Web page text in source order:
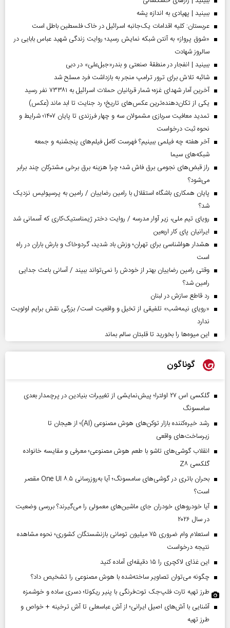
ببینید | پهپادی به اندازه پشه
عربستان: کلیه اقدامات یک‌جانبه اسرائیل در خاک فلسطین باطل است
«شوق پرواز» به آنتن شبکه نمایش رسید؛ روایت زندگی شهید عباس بابایی در
سالروز شهادت
ببینید | انفجار در منطقۀ صنعتی و بندر«جبل‌علی» در دبی
شائبه تلاش برای ترور ترامپ منجر به بازداشت فرد مسلح شد
آخرین آمار شهدای غزه؛ شمار قربانیان حملات اسرائیل به ۷۳۳۸۱ نفر رسید
یکی از تکان‌دهنده‌ترین عکس‌های تاریخ؛ رد جنایت تا ابد ماند (عکس)
تمدید معافیت سربازی مشمولان سه و چهار فرزندی تا پایان ۱۴۰۷؛ شرایط و
نحوه ثبت درخواست
آخر هفته چه فیلمی ببینیم؟ فهرست کامل فیلم‌های پنجشنبه و جمعه
شبکه‌های سیما
راز قبض‌های نجومی برق فاش شد؛ چرا هزینه برق برخی مشترکان چند برابر
می‌شود؟
پایان همکاری باشگاه استقلال با رامین رضاییان / رامین به پرسپولیس نزدیک
شد؟
رویای تیم ملی، زیر آوار مدرسه / روایت دختر ژیمناستیک‌کاری که آسمانی شد
ایرانیان پای کار اربعین
هشدار هواشناسی برای تهران؛ وزش باد شدید، گردوخاک و بارش باران در راه
است
وقتی رامین رضاییان بهتر از خودش را نمی‌تواند ببیند / آسانی باعث جدایی
رامین شد؟
رد قاطع سازش در لبنان
«رویای نیمه‌شب» تلفیقی از تخیل و واقعیت است/ بزرگی نقش برایم اولویت
ندارد
این میوه‌ها را بخورید تا قلبتان سالم بماند
گوناگون
گلکسی اس ۲۷ اولترا؛ پیش‌نمایشی از تغییرات بنیادین در پرچمدار بعدی
سامسونگ
رشد خیره‌کننده بازار توکن‌های هوش مصنوعی (AI)؛ از هیجان تا
زیرساخت‌های واقعی
انقلاب گوشی‌های تاشو‌ با طعم هوش مصنوعی؛ معرفی و مقایسه خانواده
گلکسی Z۸
بحران باتری در گوشی‌های سامسونگ؛ آیا به‌روزرسانی One UI ۸.۵ مقصر
است؟
آیا خودروهای خودران جای ماشین‌های معمولی را می‌گیرند؟ بررسی وضعیت
در سال ۲۰۲۶
استعلام وام ضروری ۷۵ میلیون تومانی بازنشستگان کشوری؛ نحوه مشاهده
نتیجه درخواست
این غذای لاکچری را ۱۵ دقیقه‌ای آماده کنید
چگونه می‌توان تصاویر ساخته‌شده با هوش مصنوعی را تشخیص داد؟
طرز تهیه تارت فلپ‌جک توت‌فرنگی با پنیر ریکوتا؛ دسری ساده و خوشمزه
آشنایی با آش‌های اصیل ایرانی؛ از آش عباسعلی تا آش ترخینه + خواص و
طرز تهیه